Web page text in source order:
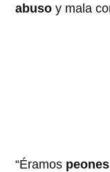
abuso y mala
“Éramos